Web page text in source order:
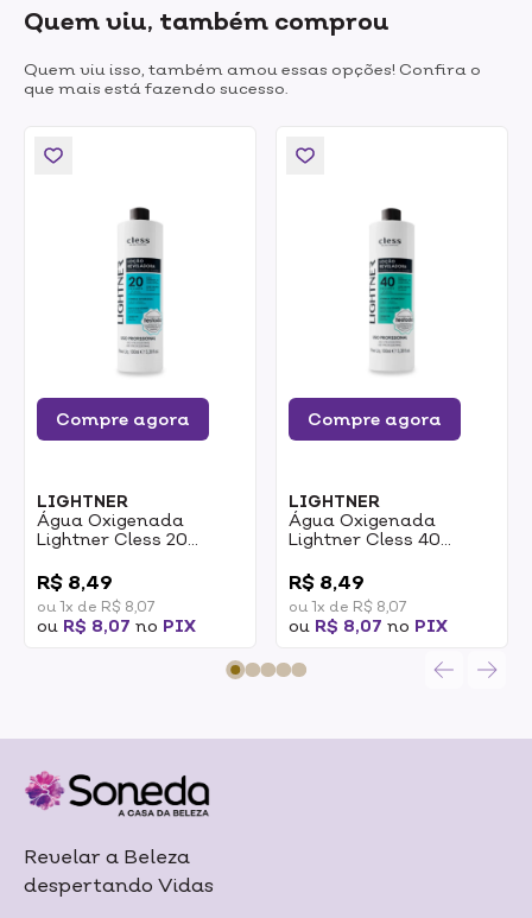
Quem viu, também comprou
Quem viu isso, também amou essas opções! Confira o
que mais está fazendo sucesso.
Compre agora
LIGHTNER
Água Oxigenada
Lightner Cless 20
R$ 8,49
ou 1x de R$ 8,07
ou R$ 8,07 no PIX
Compre agora
LIGHTNER
Água Oxigenada
Lightner Cless 40
R$ 8,49
ou 1x de R$ 8,07
ou R$ 8,07 no PIX
Revelar a Beleza
despertando Vidas